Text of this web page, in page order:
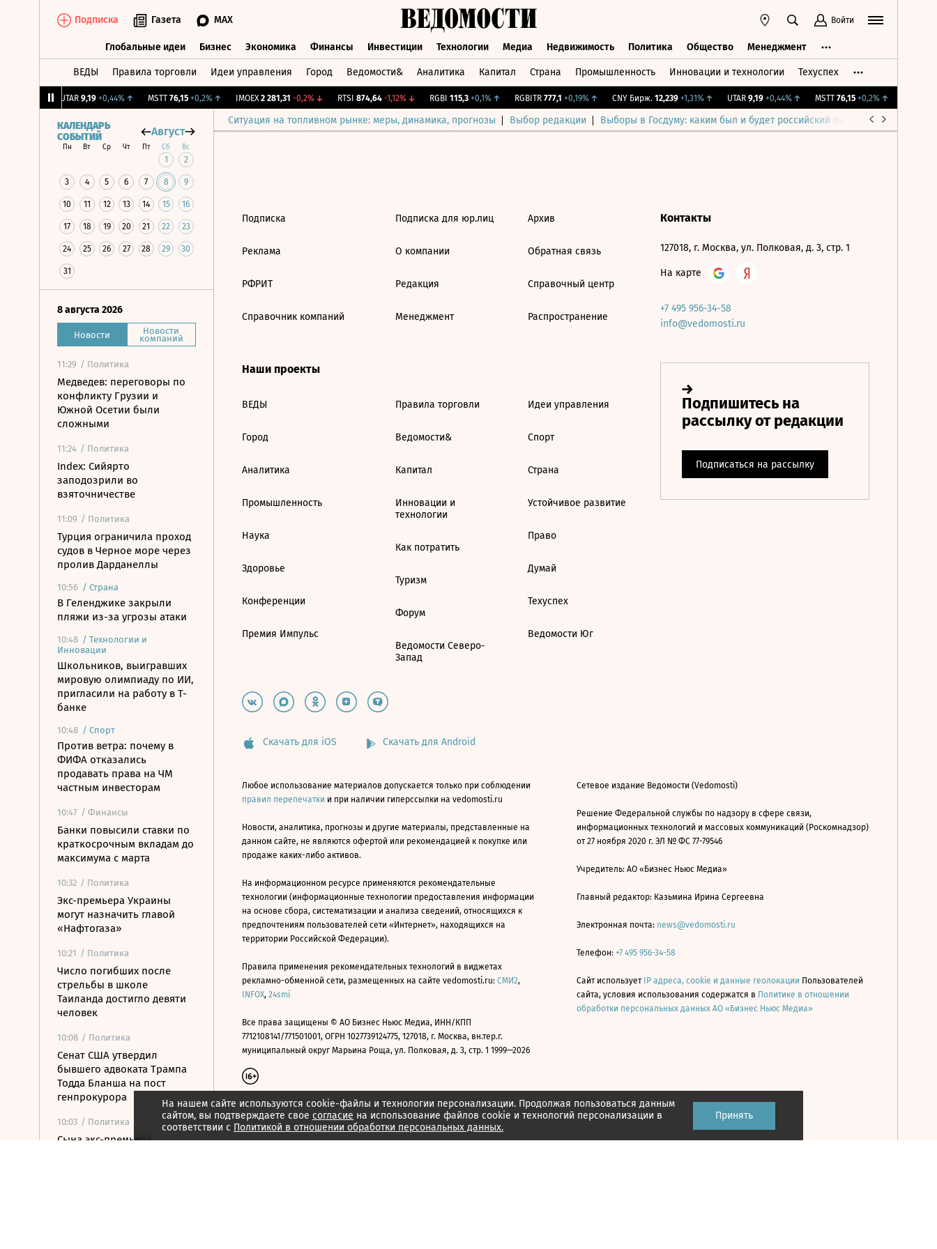
Подписка Газета MAX Войти
Глобальные идеи Бизнес Экономика Финансы Инвестиции Технологии Медиа Недвижимость Политика Общество Менеджмент
ВЕДЫ Правила торговли Идеи управления Город Ведомости& Аналитика Капитал Страна Промышленность Инновации и технологии Техуспех
UTAR 9,19 +0,44%↑ MSTT 76,15 +0,2%↑ IMOEX 2 281,31 -0,2%↓ RTSI 874,64 -1,12%↓ RGBI 115,3 +0,1%↑ RGBITR 777,1 +0,19%↑ CNY Бирж. 12,239 +1,31%↑ UTAR 9,19 +0,44%↑ MSTT 76,15 +0,2%↑
Ситуация на топливном рынке: меры, динамика, прогнозы Выбор редакции Выборы в Госдуму: каким был и будет российский парламент
КАЛЕНДАРЬ
СОБЫТИЙ
Август
Пн Вт Ср Чт Пт Сб Вс
1 2
3 4 5 6 7 8 9
10 11 12 13 14 15 16
17 18 19 20 21 22 23
24 25 26 27 28 29 30
31
8 августа 2026
Новости Новости
компаний
11:29 / Политика
Медведев: переговоры по
конфликту Грузии и
Южной Осетии были
сложными
11:24 / Политика
Index: Сийярто
заподозрили во
взяточничестве
11:09 / Политика
Турция ограничила проход
судов в Черное море через
пролив Дарданеллы
10:56 / Страна
В Геленджике закрыли
пляжи из-за угрозы атаки
10:48 / Технологии и
Инновации
Школьников, выигравших
мировую олимпиаду по ИИ,
пригласили на работу в Т-
банке
10:48 / Спорт
Против ветра: почему в
ФИФА отказались
продавать права на ЧМ
частным инвесторам
10:47 / Финансы
Банки повысили ставки по
краткосрочным вкладам до
максимума с марта
10:32 / Политика
Экс-премьера Украины
могут назначить главой
«Нафтогаза»
10:21 / Политика
Число погибших после
стрельбы в школе
Таиланда достигло девяти
человек
10:08 / Политика
Сенат США утвердил
бывшего адвоката Трампа
Тодда Бланша на пост
генпрокурора
10:03 / Политика
Сына экс-премьера
На нашем сайте используются cookie-файлы и технологии персонализации. Продолжая пользоваться данным
сайтом, вы подтверждаете свое согласие на использование файлов cookie и технологий персонализации в
соответствии с Политикой в отношении обработки персональных данных.
Принять
Подписка
Реклама
РФРИТ
Справочник компаний
Подписка для юр.лиц
О компании
Редакция
Менеджмент
Архив
Обратная связь
Справочный центр
Распространение
Наши проекты
ВЕДЫ
Город
Аналитика
Промышленность
Наука
Здоровье
Конференции
Премия Импульс
Правила торговли
Ведомости&
Капитал
Инновации и
технологии
Как потратить
Туризм
Форум
Ведомости Северо-
Запад
Идеи управления
Спорт
Страна
Устойчивое развитие
Право
Думай
Техуспех
Ведомости Юг
Контакты
127018, г. Москва, ул. Полковая, д. 3, стр. 1
На карте
+7 495 956-34-58
info@vedomosti.ru
Скачать для iOS Скачать для Android
Любое использование материалов допускается только при соблюдении
правил перепечатки и при наличии гиперссылки на vedomosti.ru
Новости, аналитика, прогнозы и другие материалы, представленные на
данном сайте, не являются офертой или рекомендацией к покупке или
продаже каких-либо активов.
На информационном ресурсе применяются рекомендательные
технологии (информационные технологии предоставления информации
на основе сбора, систематизации и анализа сведений, относящихся к
предпочтениям пользователей сети «Интернет», находящихся на
территории Российской Федерации).
Правила применения рекомендательных технологий в виджетах
рекламно-обменной сети, размещенных на сайте vedomosti.ru: СМИ2,
INFOX, 24smi
Все права защищены © АО Бизнес Ньюс Медиа, ИНН/КПП
7712108141/771501001, ОГРН 1027739124775, 127018, г. Москва, вн.тер.г.
муниципальный округ Марьина Роща, ул. Полковая, д. 3, стр. 1 1999—2026
Сетевое издание Ведомости (Vedomosti)
Решение Федеральной службы по надзору в сфере связи,
информационных технологий и массовых коммуникаций (Роскомнадзор)
от 27 ноября 2020 г. ЭЛ № ФС 77-79546
Учредитель: АО «Бизнес Ньюс Медиа»
Главный редактор: Казьмина Ирина Сергеевна
Электронная почта: news@vedomosti.ru
Телефон: +7 495 956-34-58
Сайт использует IP адреса, cookie и данные геолокации Пользователей
сайта, условия использования содержатся в Политике в отношении
обработки персональных данных АО «Бизнес Ньюс Медиа»